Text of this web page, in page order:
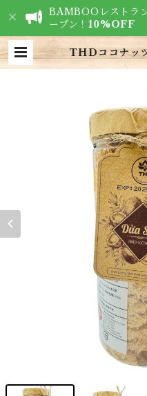
BAMBOOレストラ
ープン！10%OFF
THDココナッ
g) サクサク 甘
トナ